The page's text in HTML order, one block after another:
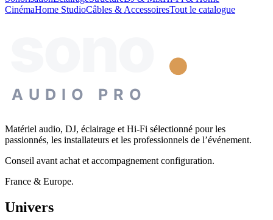
CinémaHome StudioCâbles & AccessoiresTout le catalogue
AUDIO PRO
Matériel audio, DJ, éclairage et Hi-Fi sélectionné pour les
passionnés, les installateurs et les professionnels de l’événement.
Conseil avant achat et accompagnement configuration.
France & Europe.
Univers